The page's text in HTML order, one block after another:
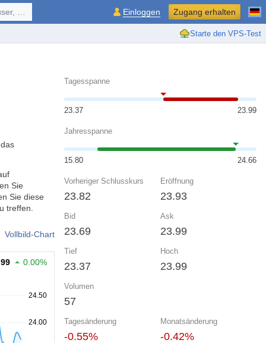
Starte den VPS-Test
... Einloggen Zugang erhalten
Sie
Sie diese
treffen.
Vollbild-Chart
0.00%
Tagesspanne
23.37 23.99
Jahresspanne
15.80 24.66
Vorheriger Schlusskurs
23.82
Eröffnung
23.93
Bid
23.69
Ask
23.99
Tief
23.37
Hoch
23.99
Volumen
57
Tagesänderung
-0.55%
Monatsänderung
-0.42%